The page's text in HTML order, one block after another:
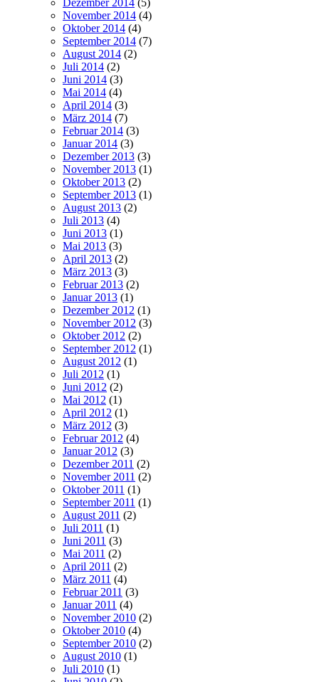
November 2014 (4)
Oktober 2014 (4)
September 2014 (7)
August 2014 (2)
Juli 2014 (2)
Juni 2014 (3)
Mai 2014 (4)
April 2014 (3)
März 2014 (7)
Februar 2014 (3)
Januar 2014 (3)
Dezember 2013 (3)
November 2013 (1)
Oktober 2013 (2)
September 2013 (1)
August 2013 (2)
Juli 2013 (4)
Juni 2013 (1)
Mai 2013 (3)
April 2013 (2)
März 2013 (3)
Februar 2013 (2)
Januar 2013 (1)
Dezember 2012 (1)
November 2012 (3)
Oktober 2012 (2)
September 2012 (1)
August 2012 (1)
Juli 2012 (1)
Juni 2012 (2)
Mai 2012 (1)
April 2012 (1)
März 2012 (3)
Februar 2012 (4)
Januar 2012 (3)
Dezember 2011 (2)
November 2011 (2)
Oktober 2011 (1)
September 2011 (1)
August 2011 (2)
Juli 2011 (1)
Juni 2011 (3)
Mai 2011 (2)
April 2011 (2)
März 2011 (4)
Februar 2011 (3)
Januar 2011 (4)
November 2010 (2)
Oktober 2010 (4)
September 2010 (2)
August 2010 (1)
Juli 2010 (1)